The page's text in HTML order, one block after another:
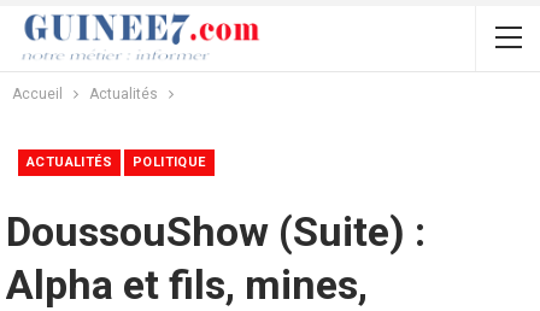
Accueil Actualités
ACTUALITÉS POLITIQUE
DoussouShow (Suite) :
Alpha et fils, mines,